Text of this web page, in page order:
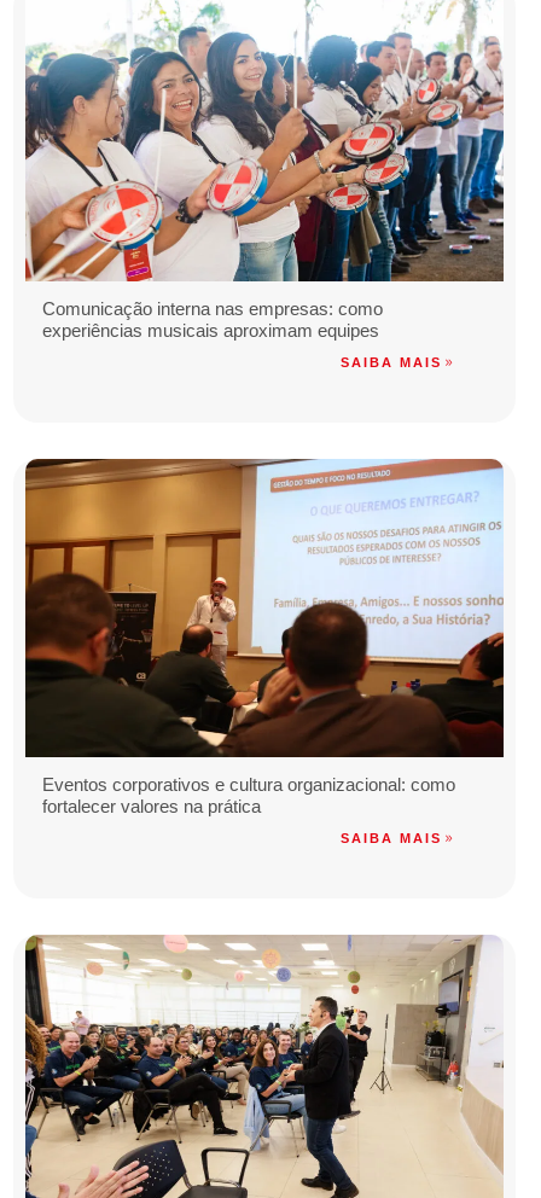
Comunicação interna nas empresas: como
experiências musicais aproximam equipes
SAIBA MAIS
Eventos corporativos e cultura organizacional: como
fortalecer valores na prática
SAIBA MAIS